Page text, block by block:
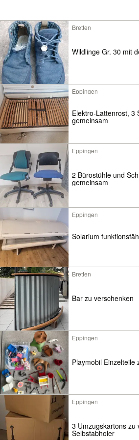
Bretten
Wildlinge Gr. 30 mit
Eppingen
Elektro-Lattenrost, 3
gemeinsam
Eppingen
2 Bürostühle und
gemeinsam
Eppingen
Solarium
Bretten
Bar zu verschenken
Eppingen
Playmobil Einzelteile
Eppingen
3 Umzugskartons zu
Selbstabholer